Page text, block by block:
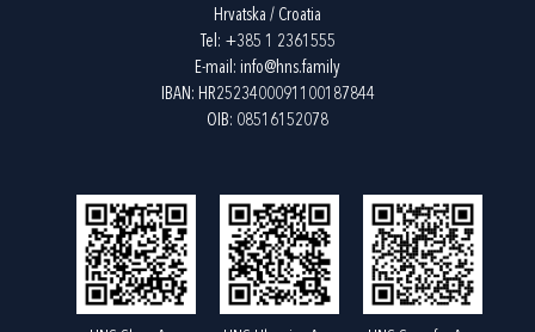
Hrvatska / Croatia
Tel: +385 1 2361555
E-mail: info@hns.family
IBAN: HR2523400091100187844
OIB: 08516152078